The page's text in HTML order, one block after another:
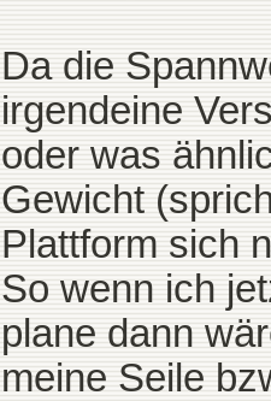
Da die
irgendeine
oder was
Gewicht
Plattform sich
So wenn ich
plane dann
meine Seile